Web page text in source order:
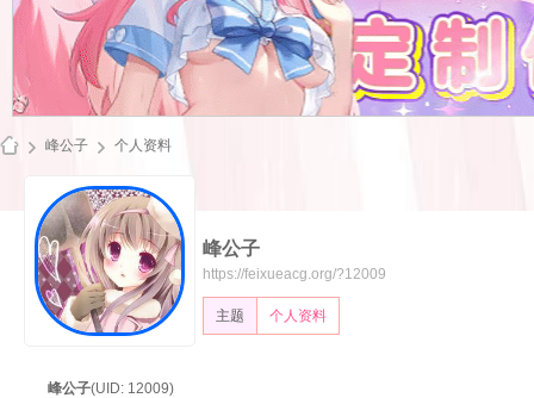
峰公子 个人资料
峰公子
https://feixueacg.org/?12009
主题 个人资料
峰公子(UID: 12009)